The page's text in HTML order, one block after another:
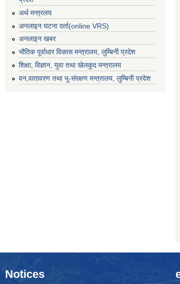
अर्थ मन्त्रलय
अनलाइन घटना दर्ता(online VRS)
अनलाइन खबर
भौतिक पूर्वाधार विकास मन्त्रालय, लुम्बिनी प्रदेश
शिक्षा, विज्ञान, युवा तथा खेलकुद मन्‍‍त्रालय
वन,वातावरण तथा भू-संरक्षण मन्त्रालय, लुम्बिनी प्रदेश
Notices